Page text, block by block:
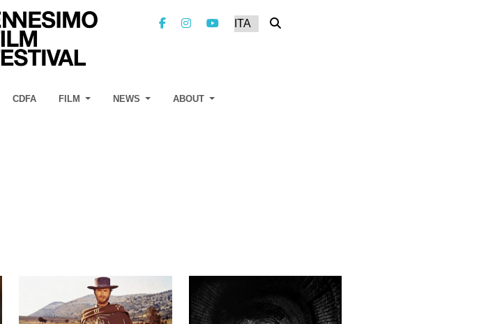
CDFA FILM NEWS ABOUT